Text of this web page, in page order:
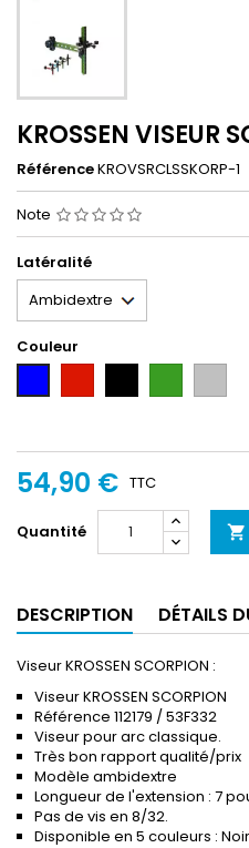
KROSSEN VISEUR
RéférenceKROVSRCLSSKORP-1
Note
Latéralité
Couleur
54,90 € TTC
Quantité 
DESCRIPTION DÉTAILS
Viseur KROSSEN SCORPION :
Viseur KROSSEN SCORPION
Référence 112179 / 53F332
Viseur pour arc classique.
Très bon rapport qualité/prix
Modèle ambidextre
Longueur de l'extension : 7
Pas de vis en 8/32.
Disponible en 5 couleurs :